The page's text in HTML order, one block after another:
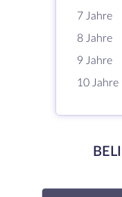
7 Jahre
8 Jahre
9 Jahre
10 Jahre